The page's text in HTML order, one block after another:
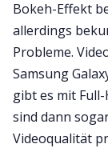
Bokeh-Effekt
allerdings
Probleme.
Samsung
gibt es mit
sind dann
Videoqualität